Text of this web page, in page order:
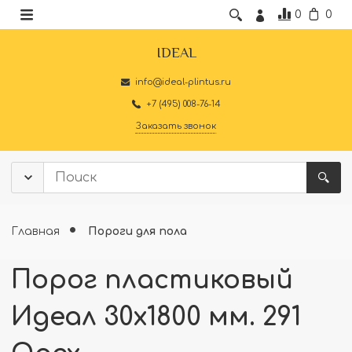
0 0
IDEAL
info@ideal-plintus.ru
+7 (495) 008-76-14
Заказать звонок
Главная Пороги для пола
Порог пластиковый
Идеал 30x1800 мм. 291